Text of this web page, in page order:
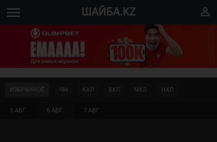
menu ШАЙБА.KZ perm_identity
5 АВГ. 6 АВГ. 7 АВГ.
ИЗБРАННОЕ ЧМ КХЛ ВХЛ МХЛ НХЛ